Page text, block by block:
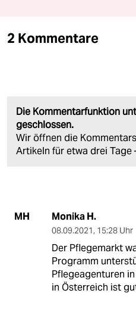
2 Kommentare
Die Kommentarfunktion
geschlossen.
Wir öffnen die
Artikeln für etwa drei Tage
MH Monika H.
08.09.2021, 15:28 Uhr
Der Pflegemarkt
Programm
Pflegeagenturen
in Österreich ist